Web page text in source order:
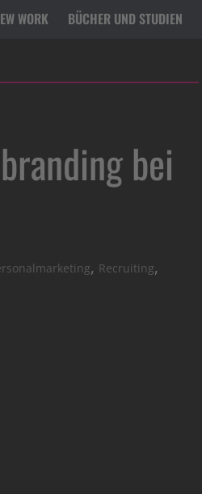
WORK BÜCHER UND STUDIEN
bei
, Recruiting,